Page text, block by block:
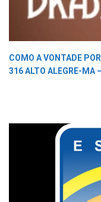
COMO A VONTADE
316 ALTO ALEGRE-MA –